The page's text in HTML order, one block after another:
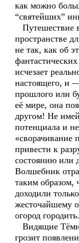
как можно
“святейших”
Путешествие
пространстве
не так, как об
исчезает
настоящего, и
прошлого или
её мире, она
другом! Не
потенциала и
«сворачивание
привести к
состоянию или
Волшебник
таким образом,
доходили
жесточайшему
огород городить.
Видящие
грозит